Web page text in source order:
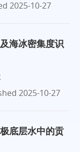
2025-10-27
海冰密集度识
2025-10-27
底层水中的贡